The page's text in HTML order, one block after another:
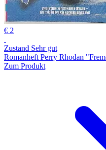
€ 2
Zustand Sehr gut
Romanheft Perry Rhodan
Zum Produkt